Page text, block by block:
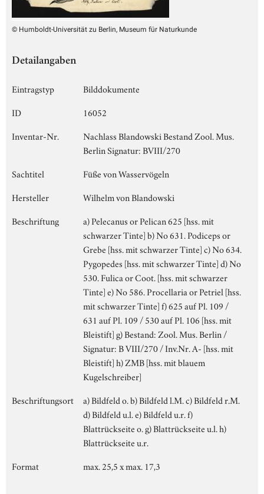
© Humboldt-Universität zu Berlin, Museum für Naturkunde
Detailangaben
Eintragstyp
Bilddokumente
ID
16052
Inventar-Nr.
Nachlass Blandowski Bestand Zool. Mus.
Berlin Signatur: BVIII/270
Sachtitel
Füße von Wasservögeln
Hersteller
Wilhelm von Blandowski
Beschriftung
a) Pelecanus or Pelican 625 [hss. mit
schwarzer Tinte] b) No 631. Podiceps or
Grebe [hss. mit schwarzer Tinte] c) No 634.
Pygopedes [hss. mit schwarzer Tinte] d) No
530. Fulica or Coot. [hss. mit schwarzer
Tinte] e) No 586. Procellaria or Petriel [hss.
mit schwarzer Tinte] f) 625 auf Pl. 109 /
631 auf Pl. 109 / 530 auf Pl. 106 [hss. mit
Bleistift] g) Bestand: Zool. Mus. Berlin /
Signatur: B VIII/270 / Inv.Nr. A- [hss. mit
Bleistift] h) ZMB [hss. mit blauem
Kugelschreiber]
Beschriftungsort
a) Bildfeld o. b) Bildfeld l.M. c) Bildfeld r.M.
d) Bildfeld u.l. e) Bildfeld u.r. f)
Blattrückseite o. g) Blattrückseite u.l. h)
Blattrückseite u.r.
Format
max. 25,5 x max. 17,3